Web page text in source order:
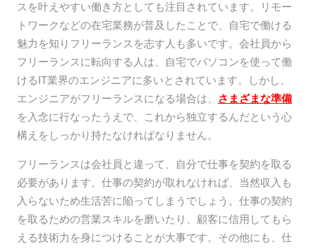
スを叶えやすい働き方としても注目されています。リモー
トワークなどの在宅業務が普及したことで、自宅で働ける
魅力を知りフリーランスを志す人も多いです。会社員から
フリーランスに転向する人は、自宅でパソコンを使って働
けるIT業界のエンジニアに多いとされています。しかし、
エンジニアがフリーランスになる場合は、
さまざまな準備
を入念に行なったうえで、これから独立するんだという心
構えをしっかり持たなければなりません。
フリーランスは会社員と違って、自分で仕事を契約を取る
必要があります。仕事の契約が取れなければ、当然収入も
入らないため生活苦に陥ってしまうでしょう。仕事の契約
を取るための営業スキルを磨いたり、顧客に信用してもら
える技術力を身につけることが大事です。その他にも、仕